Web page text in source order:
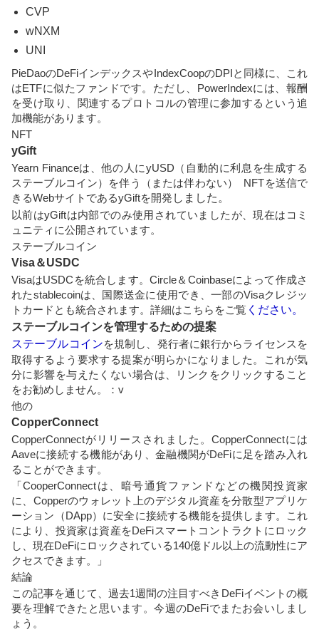
CVP
wNXM
UNI
PieDaoのDeFiインデックスやIndexCoopのDPIと同様に、これ
はETFに似たファンドです。ただし、PowerIndexには、報酬
を受け取り、関連するプロトコルの管理に参加するという追
加機能があります。
NFT
yGift
Yearn Financeは、他の人にyUSD（自動的に利息を生成する
ステーブルコイン）を伴う（または伴わない） NFTを送信で
きるWebサイトであるyGiftを開発 しました。
以前はyGiftは内部でのみ使用されていましたが、現在はコミ
ュニティに公開されています。
ステーブルコイン
Visa＆USDC
VisaはUSDCを統合します。Circle＆Coinbaseによって作成さ
れたstablecoinは、国際送金に使用でき、一部のVisaクレジッ
トカードとも統合されます。詳細はこちらをご覧 ください。
ステーブルコインを管理するための提案
ステーブルコインを規制し、発行者に銀行からライセンスを
取得するよう要求する提案が明らかになりました。これが気
分に影響を与えたくない場合は、リンクをクリックすること
をお勧めしません。：v
他の
CopperConnect
CopperConnectがリリースされました。CopperConnectには
Aaveに接続する機能があり、金融​​機関がDeFiに足を踏み入れ
ることができます。
「CooperConnectは、暗号通貨ファンドなどの機関投資家
に、Copperのウォレット上のデジタル資産を分散型アプリケ
ーション（DApp）に安全に接続する機能を提供します。これ
により、投資家は資産をDeFiスマートコントラクトにロック
し、現在DeFiにロックされている140億ドル以上の流動性にア
クセスできます。」
結論
この記事を通じて、過去1週間の注目すべきDeFiイベントの概
要を理解できたと思います。今週のDeFiでまたお会いしまし
ょう。